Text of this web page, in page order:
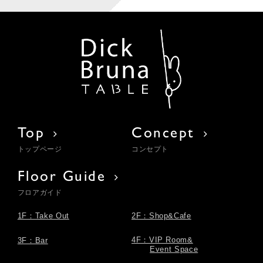
Top
トップページ
Concept
コンセプト
Floor Guide
フロアガイド
1F：Take Out 2F：Shop&Cafe
3F：Bar
4F：VIP Room&
Event Space